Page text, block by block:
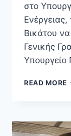
στο
Βικάτου
Γενικής
Υπουργείο
READ MORE